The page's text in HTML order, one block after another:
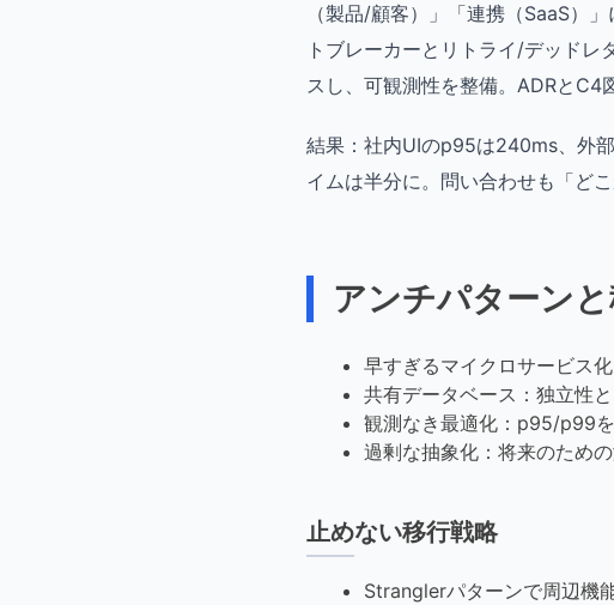
（製品/顧客）」「連携（SaaS）
トブレーカーとリトライ/デッド
スし、可観測性を整備。ADRとC4
結果：社内UIのp95は240ms、外
イムは半分に。問い合わせも「ど
アンチパターン
早すぎるマイクロサービス
共有データベース：独立性
観測なき最適化：p95/p99
過剰な抽象化：将来のため
止めない移行戦略
Stranglerパターンで周辺機